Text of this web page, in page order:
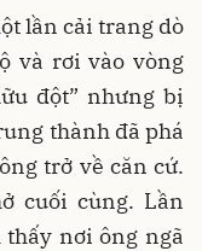
lần cải trang dò
và rơi vào vòng
đột” nhưng bị
thành đã phá
trở về căn cứ.
cuối cùng. Lần
nơi ông ngã